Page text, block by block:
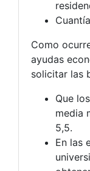
Como
ayudas
solicitar las
Que
media
5,5.
En las